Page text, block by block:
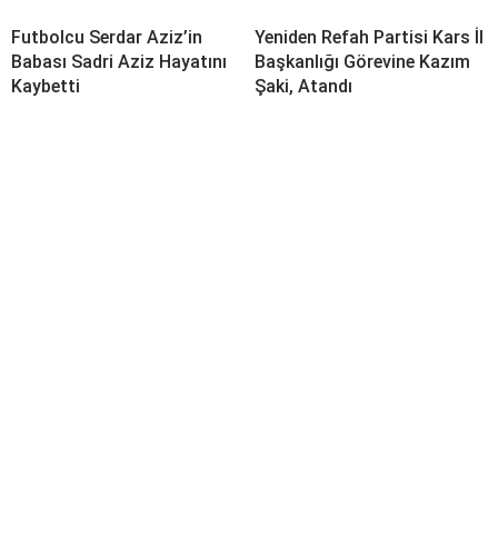
Futbolcu Serdar Aziz’in
Babası Sadri Aziz Hayatını
Kaybetti
Yeniden Refah Partisi Kars İl
Başkanlığı Görevine Kazım
Şaki, Atandı